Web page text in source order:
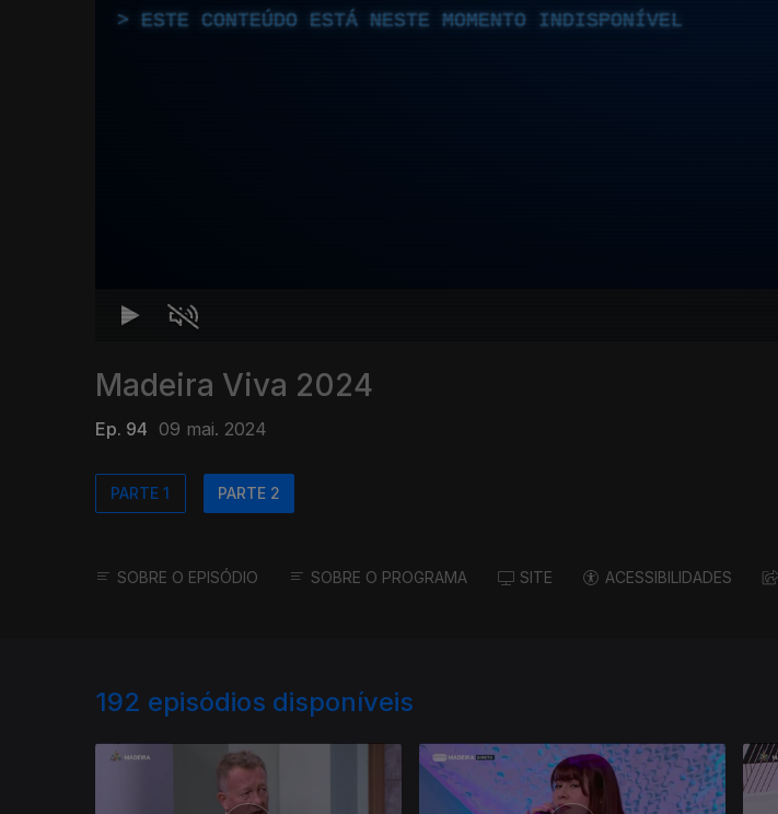
ESTE CONTEÚDO ESTÁ NESTE MOMENTO INDISPONÍVEL
Madeira Viva 2024
Ep. 94 09 mai. 2024
PARTE 1 PARTE 2
SOBRE O EPISÓDIO SOBRE O PROGRAMA SITE ACESSIBILIDADES
192 episódios disponíveis